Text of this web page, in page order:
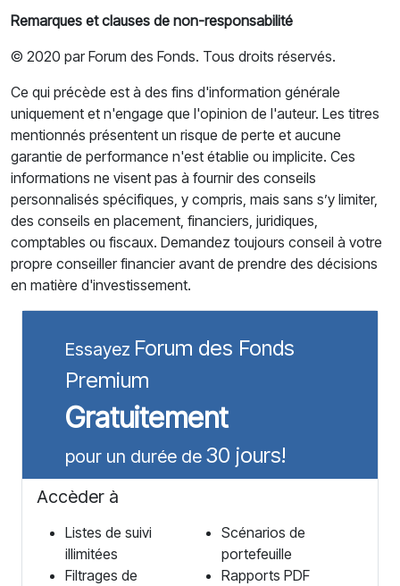
Remarques et clauses de non-responsabilité
© 2020 par Forum des Fonds. Tous droits réservés.
Ce qui précède est à des fins d'information générale
uniquement et n'engage que l'opinion de l'auteur. Les titres
mentionnés présentent un risque de perte et aucune
garantie de performance n'est établie ou implicite. Ces
informations ne visent pas à fournir des conseils
personnalisés spécifiques, y compris, mais sans s’y limiter,
des conseils en placement, financiers, juridiques,
comptables ou fiscaux. Demandez toujours conseil à votre
propre conseiller financier avant de prendre des décisions
en matière d'investissement.
Essayez Forum des Fonds
Premium
Gratuitement
pour un durée de 30 jours!
Accèder à
Listes de suivi
illimitées
Filtrages de
Scénarios de
portefeuille
Rapports PDF